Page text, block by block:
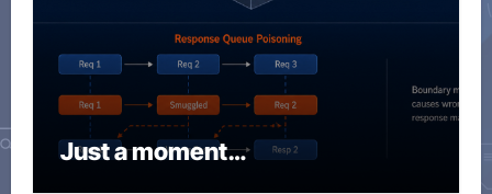
Just a moment…